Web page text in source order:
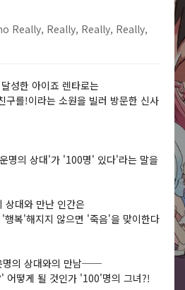
Really, Really, Really, Really,
성한 아이죠 렌타로는
구를!이라는 소원을 빌러 방문한 신사
명의 상대'가 '100명' 있다'라는 말을
상대와 만난 인간은
복'해지지 않으면 '죽음'을 맞이한다
명의 상대와의 만남──
어떻게 될 것인가 '100'명의 그녀?!